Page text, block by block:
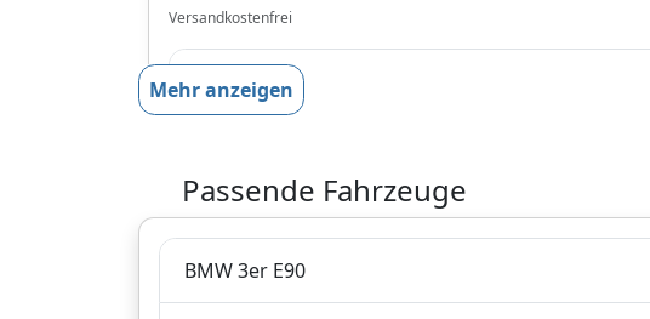
Versandkostenfrei
Produktinformationen des Anbieters
184,79€
inklusive Mehrwertsteuer
Versandkostenfrei
Verkauf und Versand durch
Mehr anzeigen
Passende Fahrzeuge
BMW 3er E90